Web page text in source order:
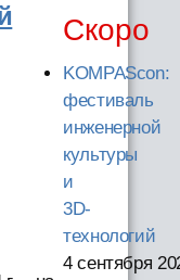
Скоро
KOMPAScon:
фестиваль
инженерной
культуры
и
3D-
технологий
4 сентября